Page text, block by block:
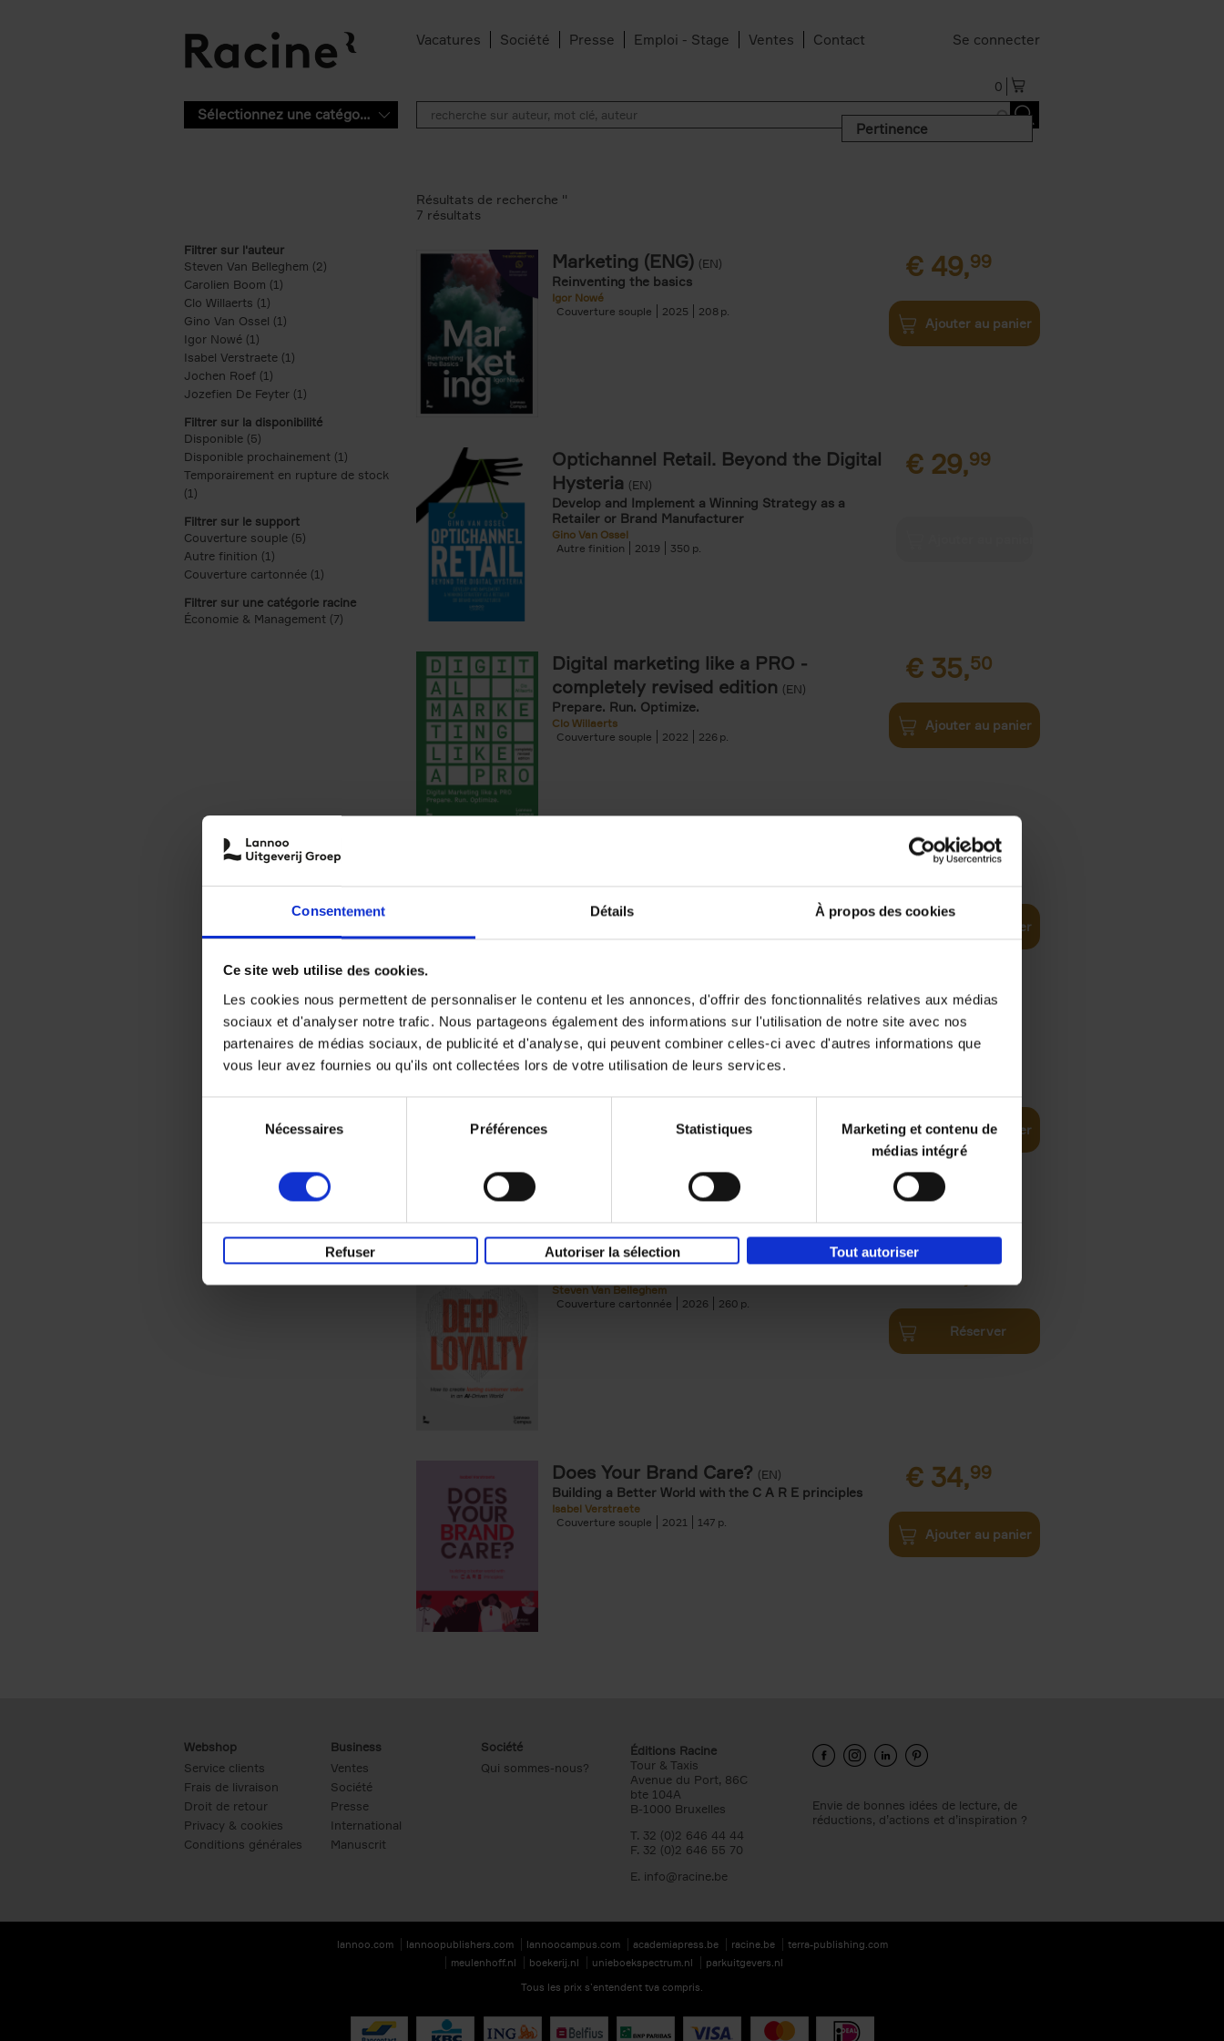
Consentement Détails À propos des cookies
Ce site web utilise des cookies.
Les cookies nous permettent de personnaliser le contenu et les annonces, d'offrir des fonctionnalités relatives aux médias
sociaux et d'analyser notre trafic. Nous partageons également des informations sur l'utilisation de notre site avec nos
partenaires de médias sociaux, de publicité et d'analyse, qui peuvent combiner celles-ci avec d'autres informations que
vous leur avez fournies ou qu'ils ont collectées lors de votre utilisation de leurs services.
Nécessaires Préférences Statistiques
Marketing et contenu de
médias intégré
Refuser Autoriser la sélection Tout autoriser
Vacatures Société Presse Emploi - Stage Ventes Contact Se connecter
0
Sélectionnez une catégorie
Pertinence
Filtrer sur l'auteur
Steven Van Belleghem (2) Apply Steven Van Belleghem filter
Carolien Boom (1)
Clo Willaerts (1)
Gino Van Ossel (1)
Igor Nowé (1)
Isabel Verstraete (1) Apply Isabel Verstraete filter
Jochen Roef (1)
Jozefien De Feyter (1) Apply Jozefien De Feyter filter
Filtrer sur la disponibilité
Disponible (5)
Disponible prochainement (1) Apply Disponible prochainement filter
Temporairement en rupture de stock
(1) Apply Temporairement en rupture de stock filter
Filtrer sur le support
Couverture souple (5) Apply Couverture souple filter
Autre finition (1)
Couverture cartonnée (1) Apply Couverture cartonnée filter
Filtrer sur une catégorie racine
Économie & Management (7) Apply Économie & Management filter
Résultats de recherche ''
7 résultats
Marketing (ENG) (EN)
Reinventing the basics
Igor Nowé
Couverture souple
2025 208
€ 49,99
Ajouter au panier
Optichannel Retail. Beyond the Digital
Hysteria (EN)
Develop and Implement a Winning Strategy as a
Retailer or Brand Manufacturer
Gino Van Ossel
Autre finition
2019 350
€ 29,99
Digital marketing like a PRO -
completely revised edition (EN)
Prepare. Run. Optimize.
Clo Willaerts
Couverture souple
2022 226
€ 35,50
Ajouter au panier
What if customers ask for more than an excellent
Steven Van Belleghem
37,50
Ajouter au panier
Building Bonds = Building Business
Ajouter au panier
Deep Loyalty (ENG)
Steven Van Belleghem
Couverture cartonnée
2026 260
€34,99
Réserver
Does Your Brand Care? (EN)
Building a Better World with the C A R E principles
Isabel Verstraete
Couverture souple
2021 147
€ 34,99
Ajouter au panier
Webshop
Service clients
Frais de livraison
Droit de retour
Privacy & cookies
Conditions générales
Business
Ventes
Société
Presse
International
Manuscrit
Société
Qui sommes-nous?
Éditions Racine
Tour & Taxis
Avenue du Port, 86C
bte 104A
B-1000 Bruxelles
T. 32 (0)2 646 44 44
F. 32 (0)2 646 55 70
E. info@racine.be
Envie de bonnes idées de lecture, de
réductions, d’actions et d’inspiration ?
lannoo.com lannoopublishers.com lannoocampus.com academiapress.be racine.be
terra-publishing.com
meulenhoff.nl
boekerij.nl unieboekspectrum.nl
parkuitgevers.nl
Tous les prix s’entendent tva compris.